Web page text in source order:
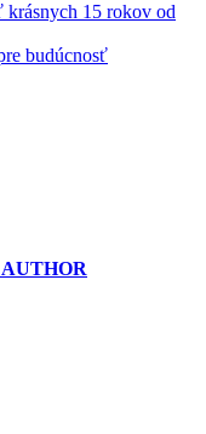
15 rokov od
budúcnosť